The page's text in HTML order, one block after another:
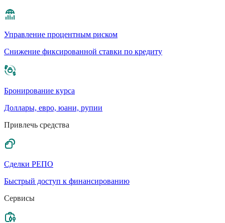
Управление процентным риском
Cнижение фиксированной ставки по кредиту
Бронирование курса
Доллары, евро, юани, рупии
Привлечь средства
Сделки РЕПО
Быстрый доступ к финансированию
Сервисы